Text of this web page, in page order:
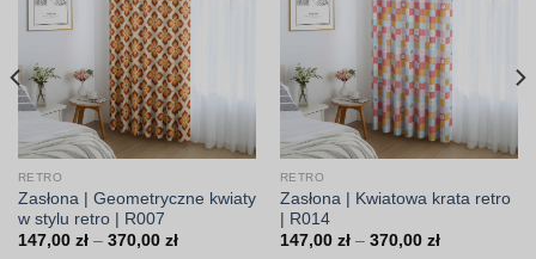
RETRO
Zasłona | Geometryczne kwiaty
w stylu retro | R007
147,00 zł – 370,00 złZakres
RETRO
Zasłona | Kwiatowa krata retro
| R014
147,00 zł – 370,00 złZakres